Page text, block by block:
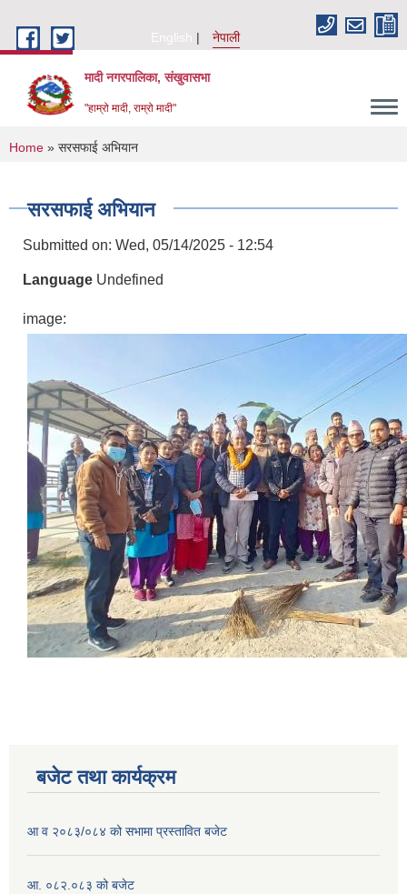
English
नेपाली
मादी नगरपालिका, संखुवासभा
"हाम्रो मादी, राम्रो मादी"
You are here
Home » सरसफाई अभियान
सरसफाई अभियान
Submitted on: Wed, 05/14/2025 - 12:54
Language Undefined
image:
बजेट तथा कार्यक्रम
आ व २०८३/०८४ को सभामा प्रस्तावित बजेट
आ. ०८२.०८३ को बजेट